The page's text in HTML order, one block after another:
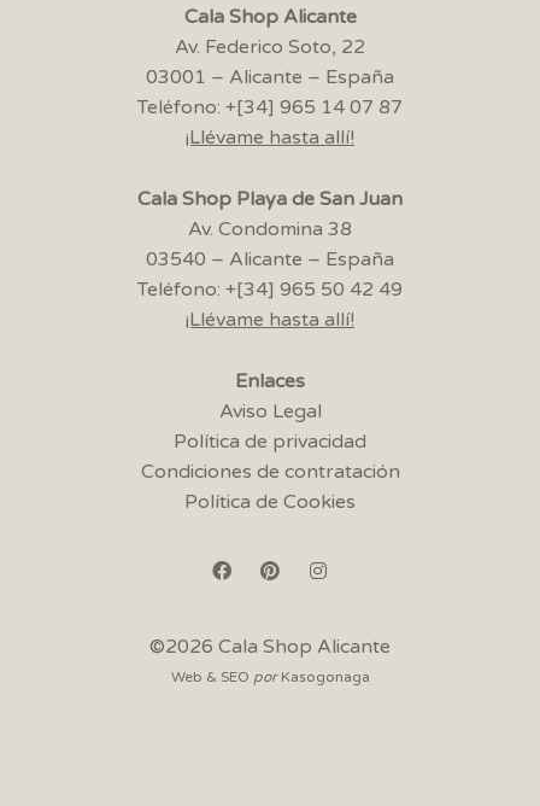
Cala Shop Alicante
Av. Federico Soto, 22
03001 – Alicante – España
Teléfono: +[34] 965 14 07 87
¡Llévame hasta allí!
Cala Shop Playa de San Juan
Av. Condomina 38
03540 – Alicante – España
Teléfono: +[34] 965 50 42 49
¡Llévame hasta allí!
Enlaces
Aviso Legal
Política de privacidad
Condiciones de contratación
Política de Cookies
©2026 Cala Shop Alicante
Web & SEO por Kasogonaga